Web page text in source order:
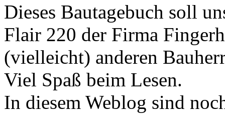
Dieses Bautagebuch soll
Flair 220 der Firma
(vielleicht) anderen
Viel Spaß beim Lesen.
In diesem Weblog sind